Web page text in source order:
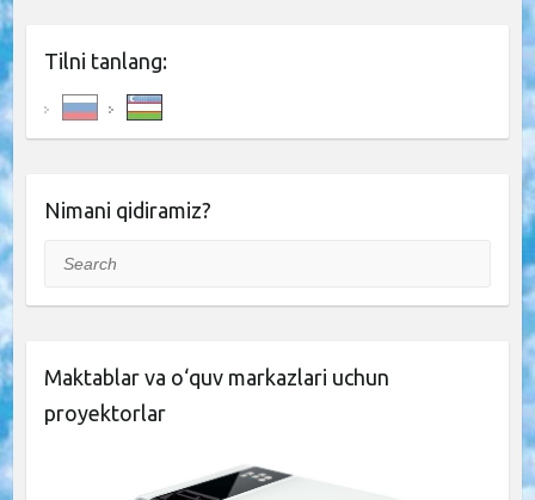
Tilni tanlang:
Nimani qidiramiz?
Search
Maktablar va o‘quv markazlari uchun
proyektorlar